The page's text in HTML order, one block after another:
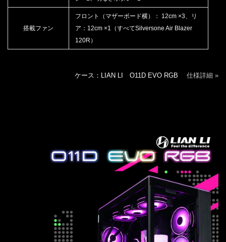
搭載ファン
フロント（マザーボード横）： 12cm ×3、リ
ア：12cm ×1（すべてSilversone Air Blazer
120R）
ケース：LIAN LI O11D EVO RGB 仕様詳細 »